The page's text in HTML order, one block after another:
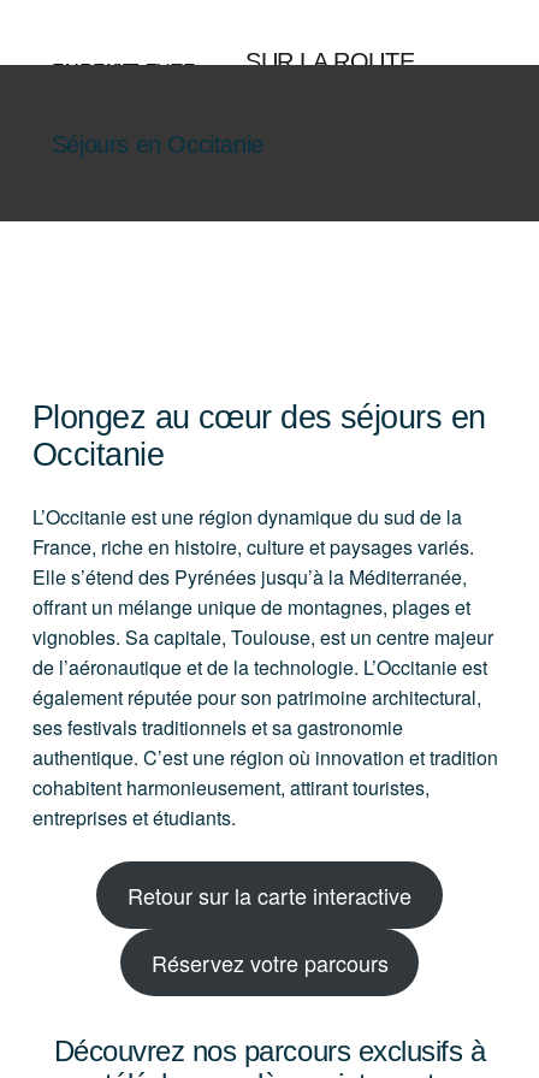
contenu
SUR LA ROUTE
Séjours en Occitanie
Plongez au cœur des séjours en
Occitanie
L’Occitanie est une région dynamique du sud de la
France, riche en histoire, culture et paysages variés.
Elle s’étend des Pyrénées jusqu’à la Méditerranée,
offrant un mélange unique de montagnes, plages et
vignobles. Sa capitale, Toulouse, est un centre majeur
de l’aéronautique et de la technologie. L’Occitanie est
également réputée pour son patrimoine architectural,
ses festivals traditionnels et sa gastronomie
authentique. C’est une région où innovation et tradition
cohabitent harmonieusement, attirant touristes,
entreprises et étudiants.
Retour sur la carte interactive
Réservez votre parcours
Découvrez nos parcours exclusifs à